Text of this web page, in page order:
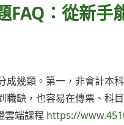
FAQ：從新手
幾類。第一，非會計本
缺，也容易在傳票、科
雲端課程 https://